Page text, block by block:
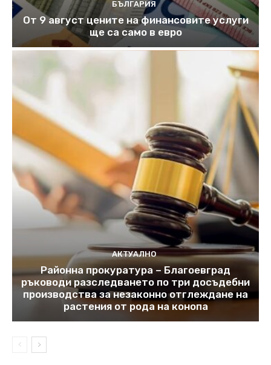
БЪЛГАРИЯ
От 9 август цените на финансовите услуги
ще са само в евро
АКТУАЛНО
Районна прокуратура – Благоевград
ръководи разследването по три досъдебни
производства за незаконно отглеждане на
растения от рода на конопа